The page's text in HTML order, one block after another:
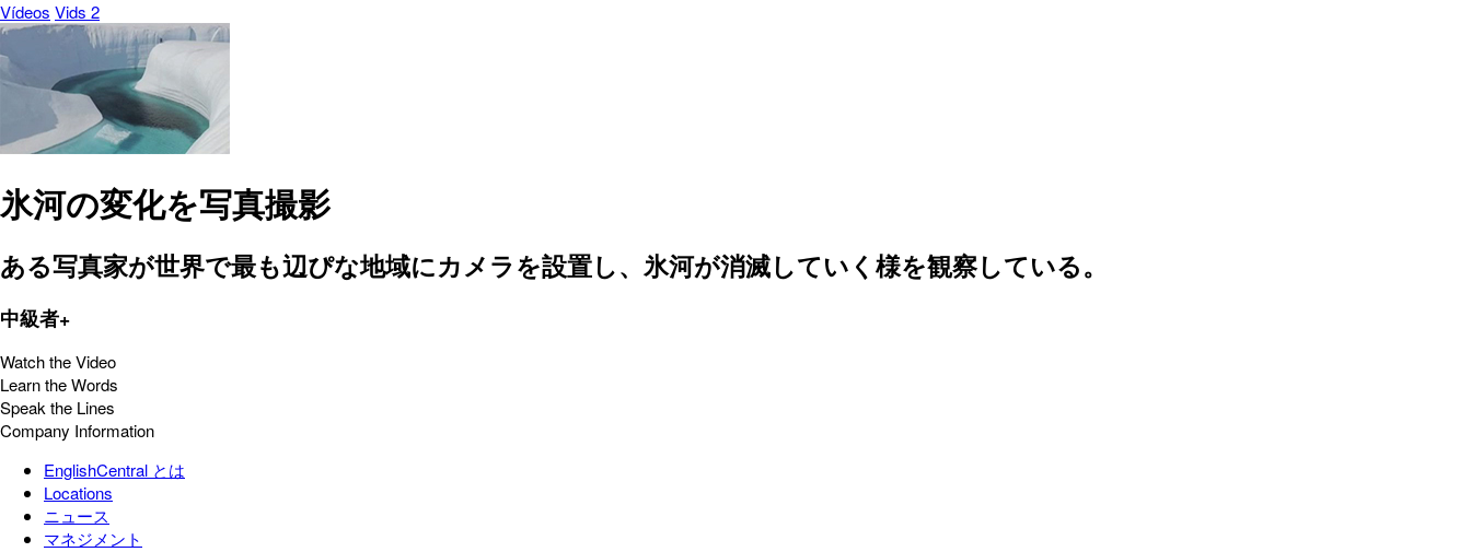
Vídeos Vids 2
氷河の変化を写真撮影
ある写真家が世界で最も辺ぴな地域にカメラを設置し、氷河が消滅していく様を観察している。
中級者+
Watch the Video
Learn the Words
Speak the Lines
Company Information
EnglishCentral とは
Locations
ニュース
マネジメント